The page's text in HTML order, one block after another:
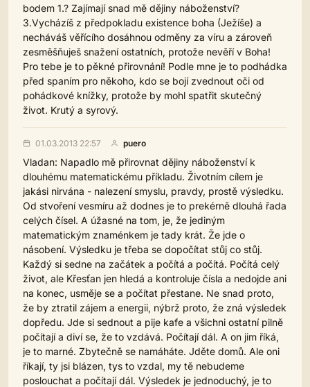
bodem 1.? Zajímají snad mě dějiny náboženství?
3.Vycházíš z předpokladu existence boha (Ježíše) a
necháváš věřícího dosáhnou odměny za víru a zároveň
zesměšňuješ snažení ostatních, protože nevěří v Boha!
Pro tebe je to pěkné přirovnání! Podle mne je to podhádka
před spaním pro někoho, kdo se bojí zvednout oči od
pohádkové knížky, protože by mohl spatřit skutečný
život. Krutý a syrový.
01.03.2013 22:57 puero
Vladan: Napadlo mě přirovnat dějiny náboženství k
dlouhému matematickému příkladu. Životním cílem je
jakási nirvána - nalezení smyslu, pravdy, prostě výsledku.
Od stvoření vesmíru až dodnes je to prekérně dlouhá řada
celých čísel. A úžasné na tom, je, že jediným
matematickým znaménkem je tady krát. Že jde o
násobení. Výsledku je třeba se dopočítat stůj co stůj.
Každý si sedne na začátek a počítá a počítá. Počítá celý
život, ale Křesťan jen hledá a kontroluje čísla a nedojde ani
na konec, usměje se a počítat přestane. Ne snad proto,
že by ztratil zájem a energii, nýbrž proto, že zná výsledek
dopředu. Jde si sednout a pije kafe a všichni ostatní pilně
počítají a diví se, že to vzdává. Počítají dál. A on jim říká,
je to marné. Zbytečně se namáháte. Jděte domů. Ale oni
říkají, ty jsi blázen, tys to vzdal, my tě nebudeme
poslouchat a počítají dál. Výsledek je jednoduchý, je to